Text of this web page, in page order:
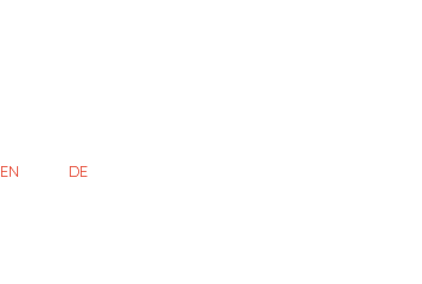
EN DE